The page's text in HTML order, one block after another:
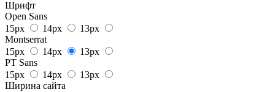
Шрифт
Open Sans
15px
14px
13px
Montserrat
15px
14px
13px
PT Sans
15px
14px
13px
Ширина сайта